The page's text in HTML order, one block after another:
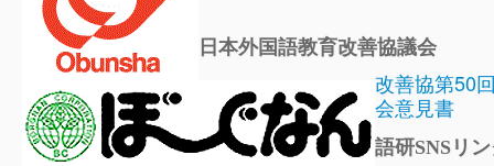
日本外国語教育改善協議会
改善協第50
会意見書
語研SNSリ